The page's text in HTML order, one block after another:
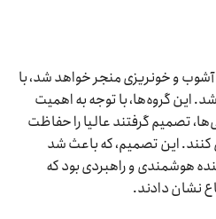
آشوب و خونریزی منجر خواهد شد، با
این گروه‌ها، با توجه به اهمیت
تصمیم گرفتند عالیا را حفاظت
کنند. این تصمیم، که باعث شد
هوشمندی و راهبردی بود که
نشان دادند.